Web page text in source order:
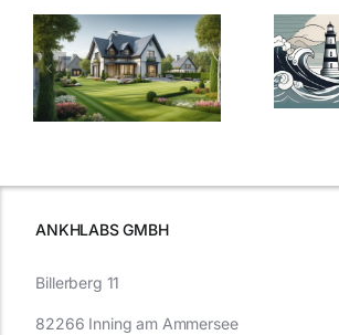
Bauzinsen im
Sturm: Die
aktuelle
Entwicklung
ANKHLABS GMBH
Billerberg 11
82266 Inning am Ammersee